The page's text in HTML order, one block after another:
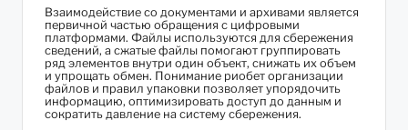
Взаимодействие со документами и архивами является
первичной частью обращения с цифровыми
платформами. Файлы используются для сбережения
сведений, а сжатые файлы помогают группировать
ряд элементов внутри один объект, снижать их объем
и упрощать обмен. Понимание риобет организации
файлов и правил упаковки позволяет упорядочить
информацию, оптимизировать доступ до данным и
сократить давление на систему сбережения.